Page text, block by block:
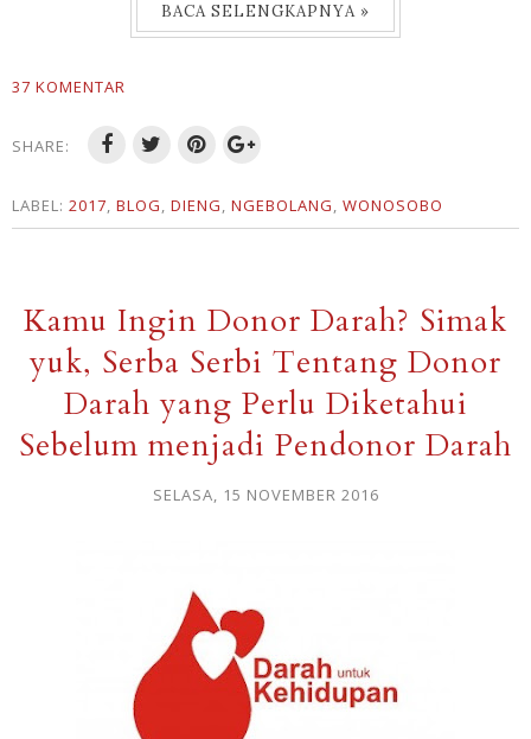
BACA SELENGKAPNYA »
37 KOMENTAR
SHARE:
LABEL: 2017, BLOG, DIENG, NGEBOLANG, WONOSOBO
Kamu Ingin Donor Darah? Simak
yuk, Serba Serbi Tentang Donor
Darah yang Perlu Diketahui
Sebelum menjadi Pendonor Darah
SELASA, 15 NOVEMBER 2016